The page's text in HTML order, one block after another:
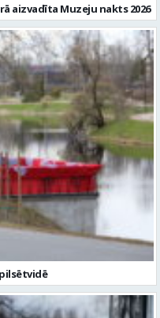
aizvadīta Muzeju nakts 2026
pilsētvidē